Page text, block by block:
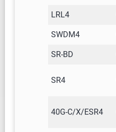
LRL4
SWDM4
SR-BD
SR4
40G-C/X/ESR4